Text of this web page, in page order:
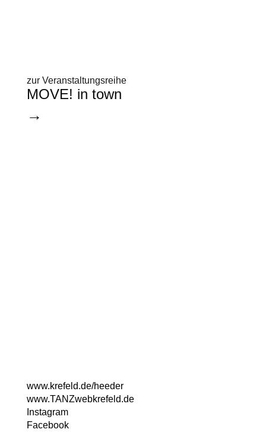
zur Veranstaltungsreihe
MOVE! in town
→
www.krefeld.de/heeder
www.TANZwebkrefeld.de
Instagram
Facebook